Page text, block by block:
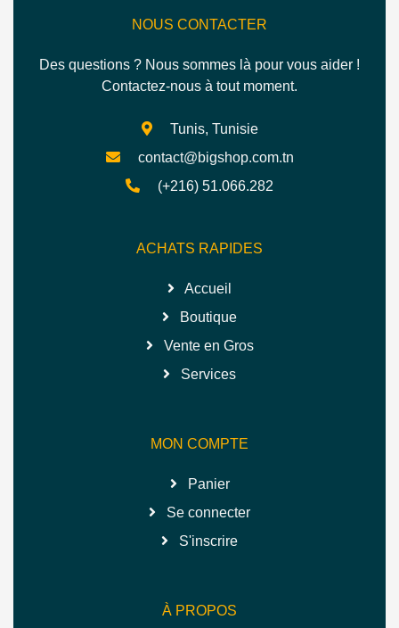
NOUS CONTACTER
Des questions ? Nous sommes là pour vous aider !
Contactez-nous à tout moment.
Tunis, Tunisie
contact@bigshop.com.tn
(+216) 51.066.282
ACHATS RAPIDES
Accueil
Boutique
Vente en Gros
Services
MON COMPTE
Panier
Se connecter
S'inscrire
À PROPOS